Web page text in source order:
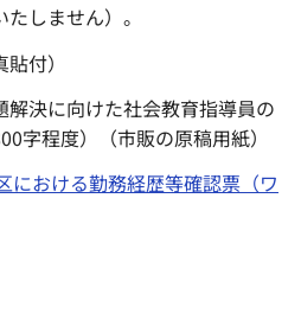
しません）。
付）
解決に向けた社会教育指導員の
字程度）（市販の原稿用紙）
における勤務経歴等確認票（ワ